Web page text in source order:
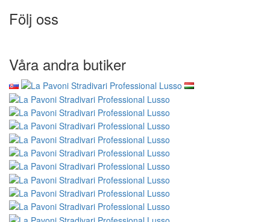
Följ oss
Våra andra butiker